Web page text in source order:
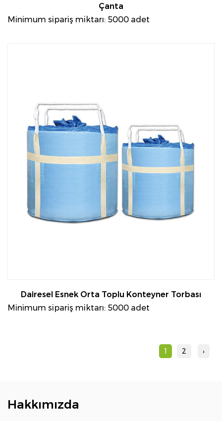
Çanta
Minimum sipariş miktarı: 5000 adet
Dairesel Esnek Orta Toplu Konteyner Torbası
Minimum sipariş miktarı: 5000 adet
1 2 ›
Hakkımızda